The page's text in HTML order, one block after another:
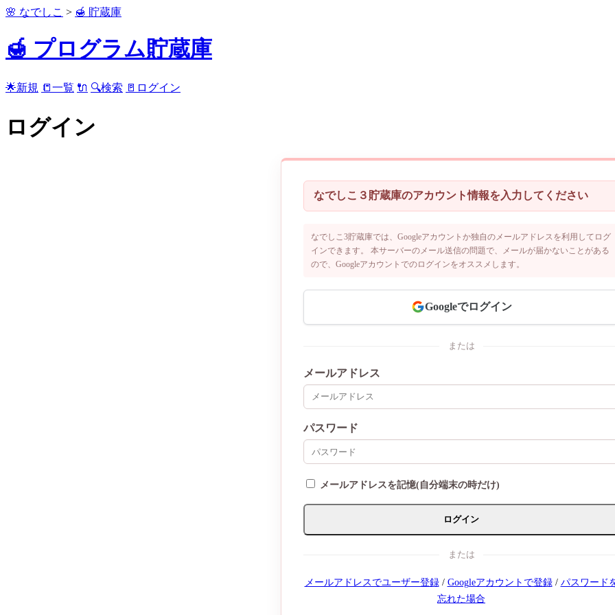
🌸 なでしこ > 🍯 貯蔵庫
🍯 プログラム貯蔵庫
🌟新規 📒一覧 🔌 🔍検索 🚪ログイン
ログイン
なでしこ３貯蔵庫のアカウント情報を入力してください
なでしこ3貯蔵庫では、Googleアカウントか独自のメールアドレスを利用してログ
インできます。 本サーバーのメール送信の問題で、メールが届かないことがある
ので、Googleアカウントでのログインをオススメします。
Googleでログイン
または
メールアドレス
パスワード
メールアドレスを記憶(自分端末の時だけ)
ログイン
または
メールアドレスでユーザー登録/ Googleアカウントで登録/ パスワード
忘れた場合